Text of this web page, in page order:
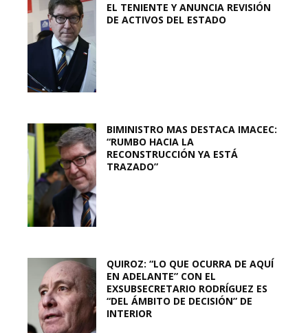
EL TENIENTE Y ANUNCIA REVISIÓN
DE ACTIVOS DEL ESTADO
BIMINISTRO MAS DESTACA IMACEC:
“RUMBO HACIA LA
RECONSTRUCCIÓN YA ESTÁ
TRAZADO”
QUIROZ: “LO QUE OCURRA DE AQUÍ
EN ADELANTE” CON EL
EXSUBSECRETARIO RODRÍGUEZ ES
“DEL ÁMBITO DE DECISIÓN” DE
INTERIOR